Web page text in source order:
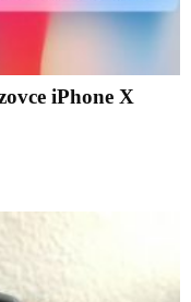
iPhone X